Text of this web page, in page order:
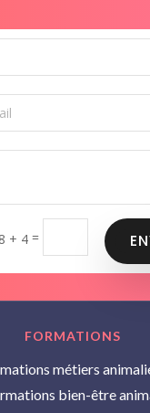
8 + 4 =
FORMATIONS
métiers
bien-être